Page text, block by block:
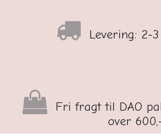
Levering: 2-
Fri fragt til DAO
over